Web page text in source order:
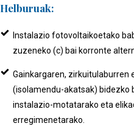
Helburuak:
Instalazio fotovoltaikoetako
zuzeneko (c) bai korronte
Gainkargaren, zirkuitulaburren
(isolamendu-akatsak) bidezko
instalazio-motatarako eta
erregimenetarako.